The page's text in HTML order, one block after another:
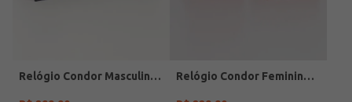
Relógio Condor Masculino PRETO Relógio Condor Feminino PRATA